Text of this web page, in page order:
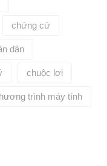
chứng cứ
dân
chuộc lợi
trình máy tính